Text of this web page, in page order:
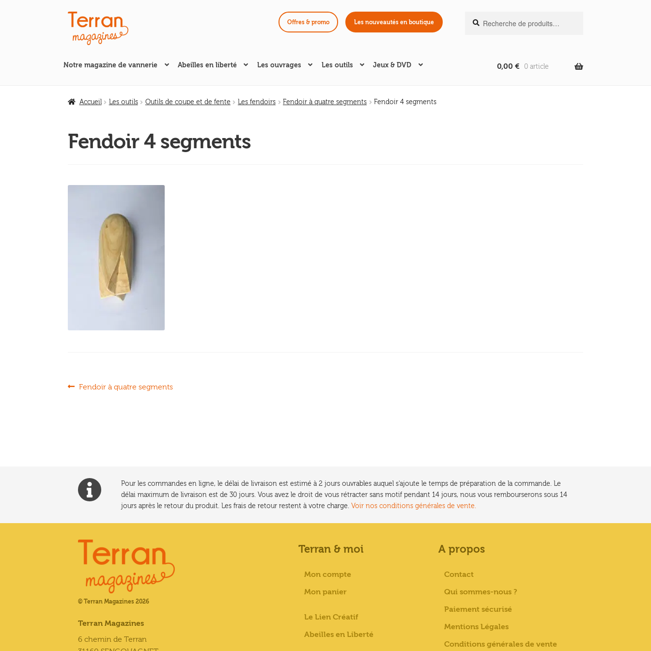
Aller
à
la
Aller
au
contenu
Offres & promo Les nouveautés en boutique
pour :
Recherche
Notre magazine de vannerie Abeilles en liberté Les ouvrages Les outils Jeux & DVD 0,00 € 0 article
Accueil Les outils Outils de coupe et de fente Les fendoirs Fendoir à quatre segments Fendoir 4 segments
Fendoir 4 segments
Navigation
Article
Fendoir à quatre segments
Pour les commandes en ligne, le délai de livraison est estimé à 2 jours ouvrables auquel s'ajoute le temps de préparation de la commande. Le
délai maximum de livraison est de 30 jours. Vous avez le droit de vous rétracter sans motif pendant 14 jours, nous vous rembourserons sous 14
jours après le retour du produit. Les frais de retour restent à votre charge. Voir nos conditions générales de vente.
© Terran Magazines 2026
Terran Magazines
6 chemin de Terran
Terran & moi
Mon compte
Mon panier
Le Lien Créatif
Abeilles en Liberté
A propos
Contact
Qui sommes-nous ?
Paiement sécurisé
Mentions Légales
Conditions générales de vente